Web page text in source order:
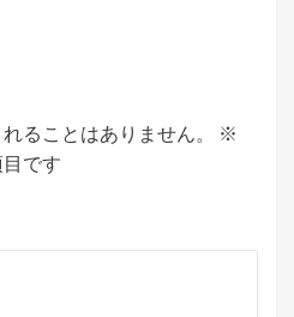
ることはありません。
※
です